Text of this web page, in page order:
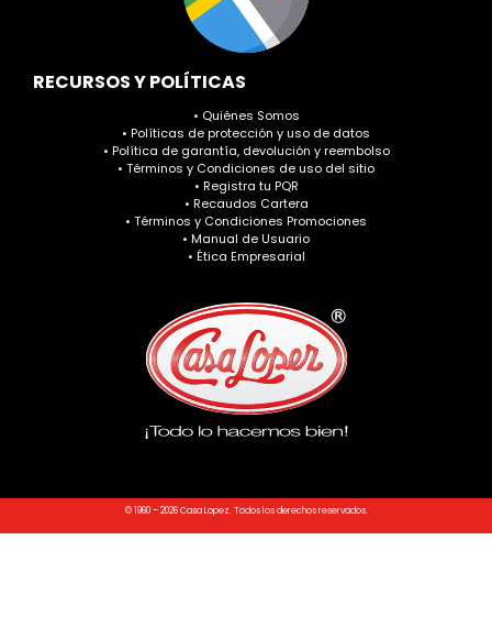
RECURSOS Y POLÍTICAS
• Quiénes Somos
• Políticas de protección y uso de datos
• Política de garantía, devolución y reembolso
• Términos y Condiciones de uso del sitio
• Registra tu PQR
• Recaudos Cartera
• Términos y Condiciones Promociones
• Manual de Usuario
• Ética Empresarial
© 1960 – 2026 Casa Lopez. Todos los derechos reservados.